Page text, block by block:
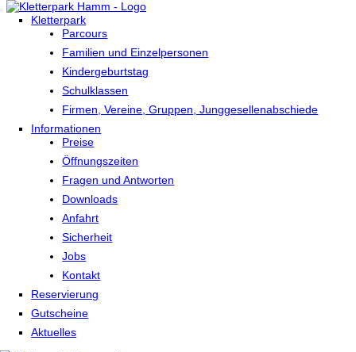
Kletterpark
Parcours
Familien und Einzelpersonen
Kindergeburtstag
Schulklassen
Firmen, Vereine, Gruppen, Junggesellenabschiede
Informationen
Preise
Öffnungszeiten
Fragen und Antworten
Downloads
Anfahrt
Sicherheit
Jobs
Kontakt
Reservierung
Gutscheine
Aktuelles